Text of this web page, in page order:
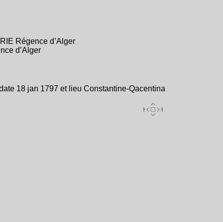
Régence d’Alger
d’Alger
18 jan 1797 et lieu Constantine-Qacentina